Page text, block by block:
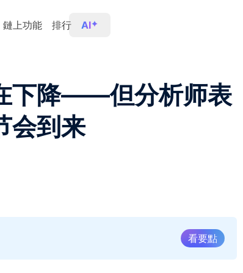
鏈上功能 排行 AI
下降——但分析师表
会到来
看要點